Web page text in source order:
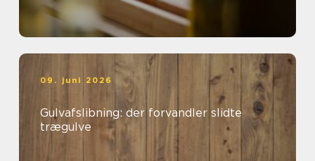
09. juni 2026
Gulvafslibning: der forvandler slidte
trægulve